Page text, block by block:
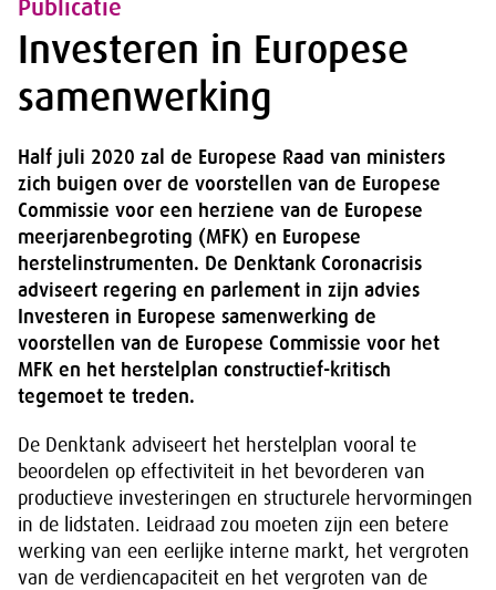
Publicatie
Investeren in Europese
samenwerking
Half juli 2020 zal de Europese Raad van ministers
zich buigen over de voorstellen van de Europese
Commissie voor een herziene van de Europese
meerjarenbegroting (MFK) en Europese
herstelinstrumenten. De Denktank Coronacrisis
adviseert regering en parlement in zijn advies
Investeren in Europese samenwerking de
voorstellen van de Europese Commissie voor het
MFK en het herstelplan constructief-kritisch
tegemoet te treden.
De Denktank adviseert het herstelplan vooral te
beoordelen op effectiviteit in het bevorderen van
productieve investeringen en structurele hervormingen
in de lidstaten. Leidraad zou moeten zijn een betere
werking van een eerlijke interne markt, het vergroten
van de verdiencapaciteit en het vergroten van de